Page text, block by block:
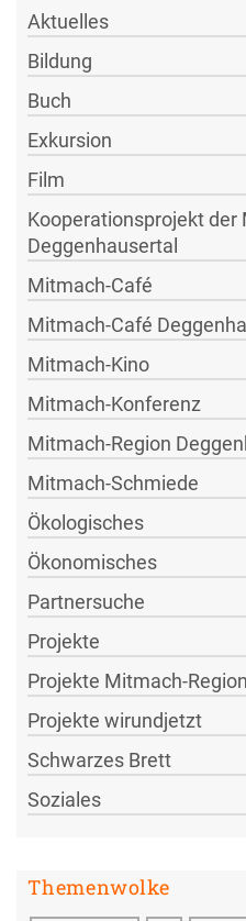
Aktuelles
Bildung
Buch
Exkursion
Film
Kooperationsprojekt der
Deggenhausertal
Mitmach-Café
Mitmach-Café
Mitmach-Kino
Mitmach-Konferenz
Mitmach-Region
Mitmach-Schmiede
Ökologisches
Ökonomisches
Partnersuche
Projekte
Projekte Mitmach-
Projekte wirundjetzt
Schwarzes Brett
Soziales
Themenwolke